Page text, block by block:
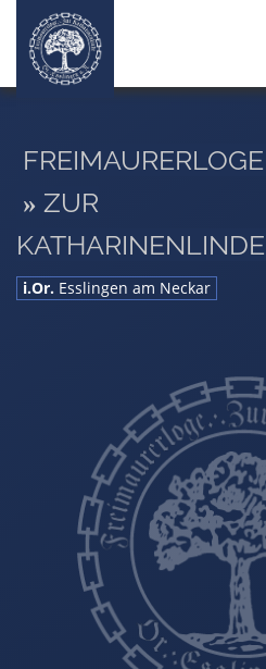
FREIMAURERLOGE
» ZUR
KATHARINENLINDE
i.Or. Esslingen am Neckar